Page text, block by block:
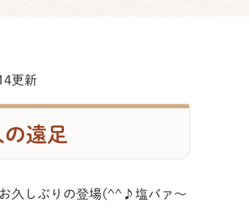
更新
の遠足
久しぶりの登場(^^♪塩バァ～